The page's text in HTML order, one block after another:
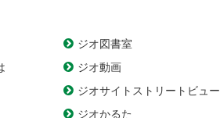
ジオ図書室
ジオ動画
ジオサイトストリートビュー
ジオかるた